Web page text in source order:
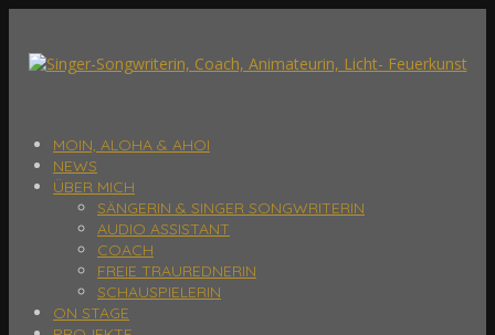
MOIN, ALOHA & AHOI
NEWS
ÜBER MICH
SÄNGERIN & SINGER SONGWRITERIN
AUDIO ASSISTANT
COACH
FREIE TRAUREDNERIN
SCHAUSPIELERIN
ON STAGE